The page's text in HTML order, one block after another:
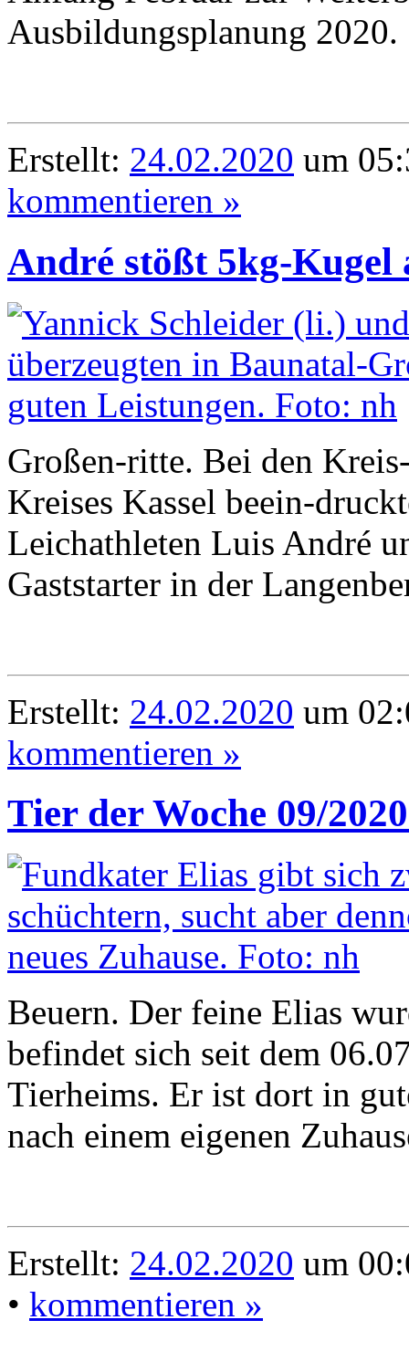
Ausbildungsplanung 2020.
Erstellt: 24.02.2020 um
kommentieren »
André stößt 5kg-Kugel
Großen-ritte. Bei den
Kreises Kassel beein-
Leichathleten Luis André
Gaststarter in der
Erstellt: 24.02.2020 um
kommentieren »
Tier der Woche 09/
Beuern. Der feine Elias
befindet sich seit dem
Tierheims. Er ist dort in
nach einem eigenen
Erstellt: 24.02.2020 um
• kommentieren »